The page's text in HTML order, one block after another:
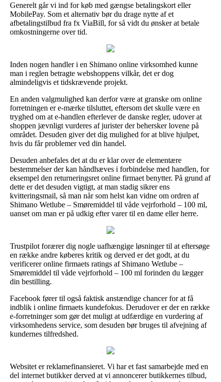
Generelt går vi ind for køb med gængse betalingskort eller
MobilePay. Som et alternativ bør du drage nytte af et
afbetalingstilbud fra fx ViaBill, for så vidt du ønsker at betale
omkostningerne over tid.
Inden nogen handler i en Shimano online virksomhed kunne
man i reglen betragte webshoppens vilkår, det er dog
almindeligvis et tidskrævende projekt.
En anden valgmulighed kan derfor være at granske om online
forretningen er e-mærke tilsluttet, eftersom det skulle være en
tryghed om at e-handlen efterlever de danske regler, udover at
shoppen jævnligt vurderes af jurister der behersker lovene på
området. Desuden giver det dig mulighed for at blive hjulpet,
hvis du får problemer ved din handel.
Desuden anbefales det at du er klar over de elementære
bestemmelser der kan håndhæves i forbindelse med handlen, for
eksempel den returneringsret online firmaet benytter. På grund af
dette er det desuden vigtigt, at man stadig sikrer ens
kvitteringsmail, så man når som helst kan vidne om ordren af
Shimano Wetlube – Smøremiddel til våde vejrforhold – 100 ml,
uanset om man er på udkig efter varer til en dame eller herre.
Trustpilot forærer dig nogle uafhængige løsninger til at eftersøge
en række andre køberes kritik og derved er det godt, at du
verificerer online firmaets ratings af Shimano Wetlube –
Smøremiddel til våde vejrforhold – 100 ml forinden du lægger
din bestilling.
Facebook fører til også faktisk anstændige chancer for at få
indblik i online firmaets kundefokus. Derudover er der en række
e-forretninger som gør det muligt at udfærdige en vurdering af
virksomhedens service, som desuden bør bruges til afvejning af
kundernes tilfredshed.
Websitet er reklamefinansieret. Vi har et fast samarbejde med en
del internet butikker derved at vi annoncerer butikkernes tilbud,